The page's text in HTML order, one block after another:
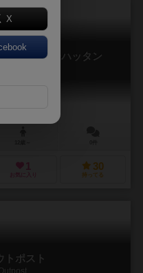
ーメン&マンハッタン
Manhattan
1
お気に入り
30
持ってる
トポスト
X